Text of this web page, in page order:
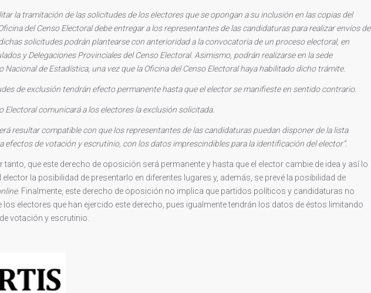
la tramitación de las solicitudes de los electores que se opongan a su inclusión en las copias del
del Censo Electoral debe entregar a los representantes de las candidaturas para realizar envíos de
solicitudes podrán plantearse con anterioridad a la convocatoria de un proceso electoral, en
y Delegaciones Provinciales del Censo Electoral. Asimismo, podrán realizarse en la sede
de Estadística, una vez que la Oficina del Censo Electoral haya habilitado dicho trámite.
de exclusión tendrán efecto permanente hasta que el elector se manifieste en sentido contrario.
Electoral comunicará a los electores la exclusión solicitada.
resultar compatible con que los representantes de las candidaturas puedan disponer de la lista
efectos de votación y escrutinio, con los datos imprescindibles para la identificación del elector”.
que este derecho de oposición será permanente y hasta que el elector cambie de idea y así lo
la posibilidad de presentarlo en diferentes lugares y, además, se prevé la posibilidad de
. Finalmente, este derecho de oposición no implica que partidos políticos y candidaturas no
electores que han ejercido este derecho, pues igualmente tendrán los datos de éstos limitando
votación y escrutinio.